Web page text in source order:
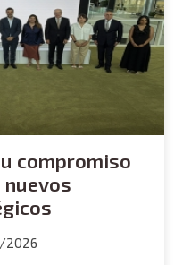
compromiso
nuevos
2026